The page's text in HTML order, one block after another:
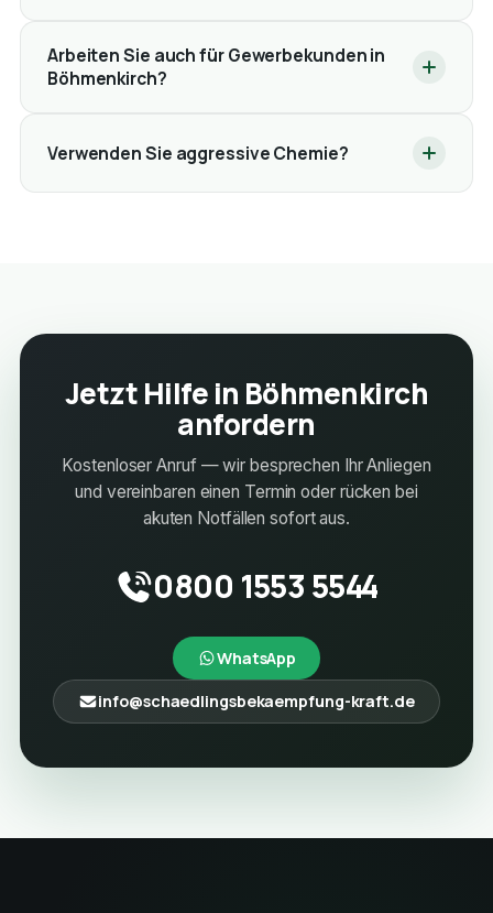
Arbeiten Sie auch für Gewerbekunden in
Böhmenkirch?
Verwenden Sie aggressive Chemie?
Jetzt Hilfe in Böhmenkirch
anfordern
Kostenloser Anruf — wir besprechen Ihr Anliegen
und vereinbaren einen Termin oder rücken bei
akuten Notfällen sofort aus.
0800 1553 5544
WhatsApp
info@schaedlingsbekaempfung-kraft.de